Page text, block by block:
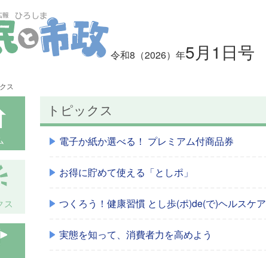
令和8 （2026） 年5月1日号
ス
トピックス
電子か紙か選べる！ プレミアム付商品券
お得に貯めて使える「としポ」
つくろう！健康習慣 とし歩(ポ)de(で)ヘルスケア
実態を知って、消費者力を高めよう
ス